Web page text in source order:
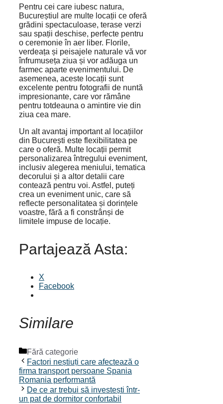
Pentru cei care iubesc natura,
Bucureștiul are multe locații ce oferă
grădini spectaculoase, terase verzi
sau spații deschise, perfecte pentru
o ceremonie în aer liber. Florile,
verdeața și peisajele naturale vă vor
înfrumuseța ziua și vor adăuga un
farmec aparte evenimentului. De
asemenea, aceste locații sunt
excelente pentru fotografii de nuntă
impresionante, care vor rămâne
pentru totdeauna o amintire vie din
ziua cea mare.
Un alt avantaj important al locațiilor
din București este flexibilitatea pe
care o oferă. Multe locații permit
personalizarea întregului eveniment,
inclusiv alegerea meniului, tematica
decorului și a altor detalii care
contează pentru voi. Astfel, puteți
crea un eveniment unic, care să
reflecte personalitatea și dorințele
voastre, fără a fi constrânși de
limitele impuse de locație.
Partajează Asta:
X
Facebook
Similare
Categorii
Fără categorie
Factori neștiuți care afectează o
firma transport persoane Spania
Romania performantă
De ce ar trebui să investești într-
un pat de dormitor confortabil